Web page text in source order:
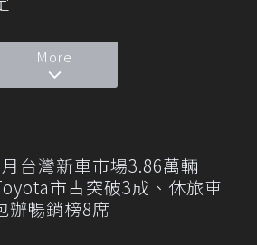
More
台灣新車市場3.86萬輛
市占突破3成、休旅車
辦暢銷榜8席